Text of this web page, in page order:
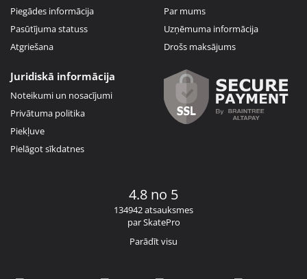
Piegādes informācija
Pasūtījuma statuss
Atgriešana
Par mums
Uzņēmuma informācija
Drošs maksājums
Juridiskā informācija
Noteikumi un nosacījumi
Privātuma politika
Piekļuve
Pielāgot sīkdatnes
4.8 no 5
134942 atsauksmes
par SkatePro
Parādīt visu